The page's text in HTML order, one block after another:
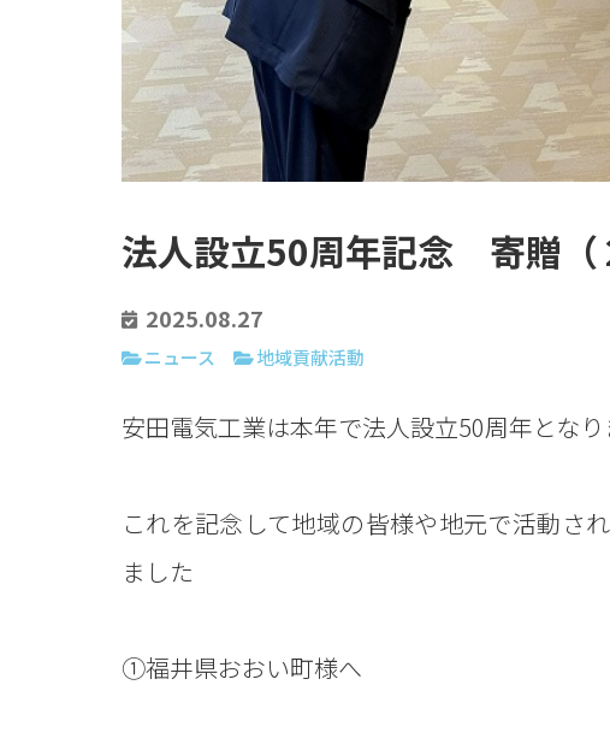
法人設立50周年記念 寄贈（
2025.08.27
ニュース 地域貢献活動
安田電気工業は本年で法人設立50周年となり
これを記念して地域の皆様や地元で活動さ
ました
①福井県おおい町様へ